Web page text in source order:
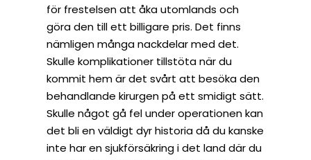
för frestelsen att åka utomlands och
göra den till ett billigare pris. Det finns
nämligen många nackdelar med det.
Skulle komplikationer tillstöta när du
kommit hem är det svårt att besöka den
behandlande kirurgen på ett smidigt sätt.
Skulle något gå fel under operationen kan
det bli en väldigt dyr historia då du kanske
inte har en sjukförsäkring i det land där du